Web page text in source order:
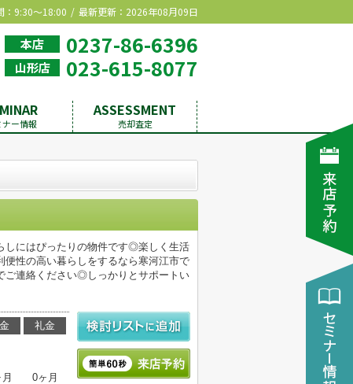
：9:30～18:00 最新更新：2026年08月09日
本店 0237-86-6396
山形店 023-615-8077
ナー情報
ASSESSMENT
売却査定
しにはぴったりの物件です◎楽しく生活
性の高い暮らしをするなら寒河江市で
ご連絡ください◎しっかりとサポートい
礼金
0ヶ月